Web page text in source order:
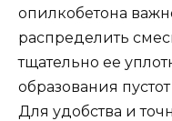
опилкобетона
распределить
тщательно ее
образования
Для удобства и